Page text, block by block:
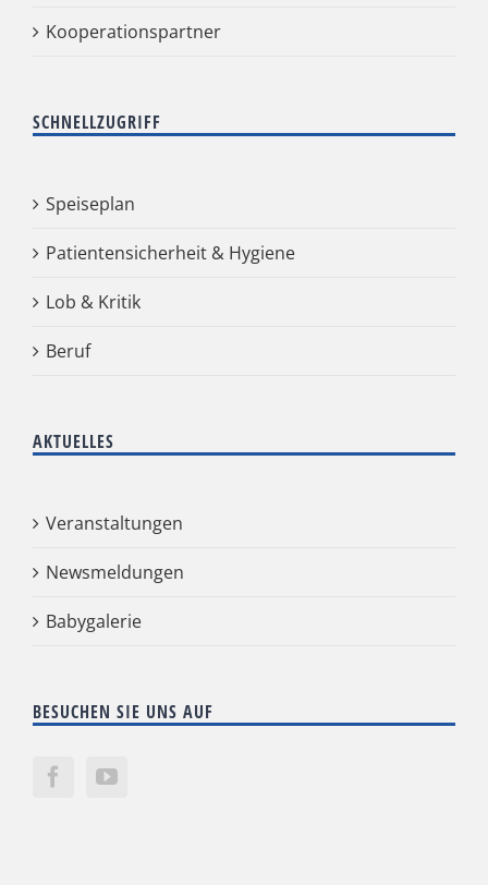
Kooperationspartner
SCHNELLZUGRIFF
Speiseplan
Patientensicherheit & Hygiene
Lob & Kritik
Beruf
AKTUELLES
Veranstaltungen
Newsmeldungen
Babygalerie
BESUCHEN SIE UNS AUF